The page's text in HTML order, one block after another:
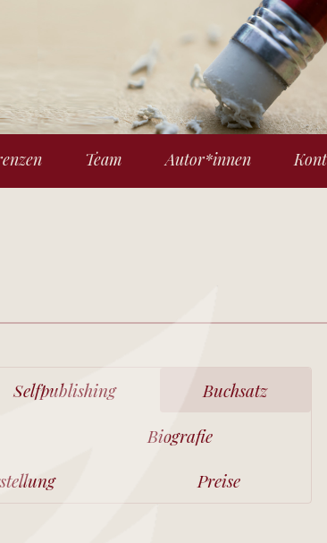
Team Autor*innen
Selfpublishing
Buchsatz
Biografie
Preise